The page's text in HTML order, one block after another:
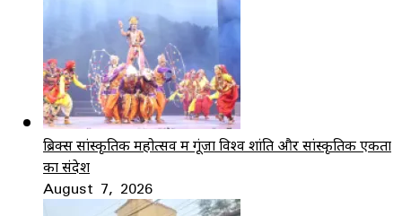
ब्रिक्स सांस्कृतिक महोत्सव में गूंजा विश्व शांति और सांस्कृतिक एकता
का संदेश
August 7, 2026